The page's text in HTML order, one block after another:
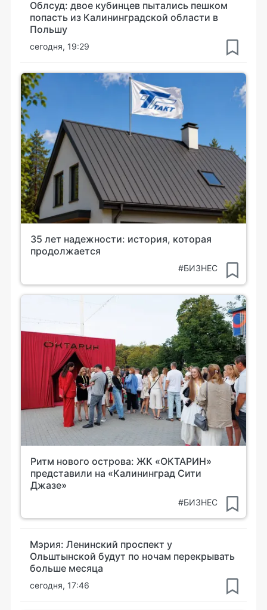
Облсуд: двое кубинцев пытались пешком
попасть из Калининградской области в
Польшу
сегодня, 19:29
35 лет надежности: история, которая
продолжается
#БИЗНЕС
Ритм нового острова: ЖК «ОКТАРИН»
представили на «Калининград Сити
Джазе»
#БИЗНЕС
Мэрия: Ленинский проспект у
Ольштынской будут по ночам перекрывать
больше месяца
сегодня, 17:46